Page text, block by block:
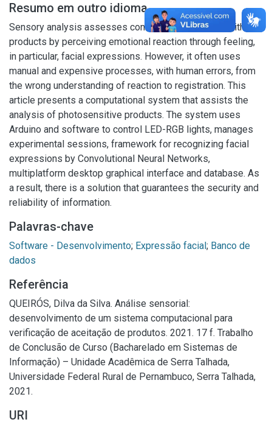
Resumo em outro idioma
Sensory analysis assesses consumer satisfaction with
products by perceiving emotional reaction through feeling,
in particular, facial expressions. However, it often uses
manual and expensive processes, with human errors, from
the wrong understanding of reaction to registration. This
article presents a computational system that assists the
analysis of photosensitive products. The system uses
Arduino and software to control LED-RGB lights, manages
experimental sessions, framework for recognizing facial
expressions by Convolutional Neural Networks,
multiplatform desktop graphical interface and database. As
a result, there is a solution that guarantees the security and
reliability of information.
Palavras-chave
Software - Desenvolvimento; Expressão facial; Banco de
dados
Referência
QUEIRÓS, Dilva da Silva. Análise sensorial:
desenvolvimento de um sistema computacional para
verificação de aceitação de produtos. 2021. 17 f. Trabalho
de Conclusão de Curso (Bacharelado em Sistemas de
Informação) – Unidade Acadêmica de Serra Talhada,
Universidade Federal Rural de Pernambuco, Serra Talhada,
2021.
URI